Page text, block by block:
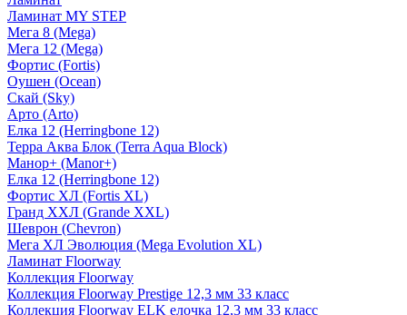
Ламинат MY STEP
Мега 8 (Mega)
Мега 12 (Mega)
Фортис (Fortis)
Оушен (Ocean)
Скай (Sky)
Арто (Arto)
Елка 12 (Herringbone 12)
Терра Аква Блок (Terra Aqua Block)
Манор+ (Manor+)
Елка 12 (Herringbone 12)
Фортис ХЛ (Fortis XL)
Гранд ХХЛ (Grande XXL)
Шеврон (Chevron)
Мега ХЛ Эволюция (Mega Evolution XL)
Ламинат Floorway
Коллекция Floorway
Коллекция Floorway Prestige 12,3 мм 33 класс
Коллекция Floorway ELK елочка 12,3 мм 33 класс